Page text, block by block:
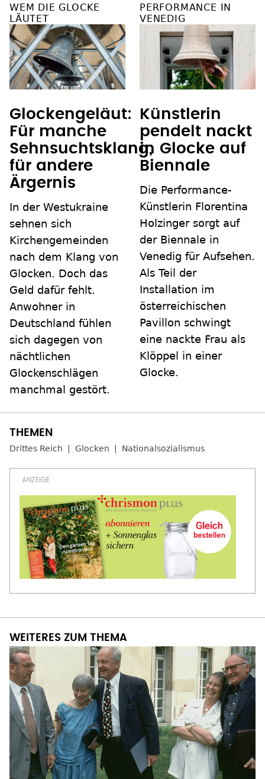
WEM DIE GLOCKE
LÄUTET
Glockengeläut:
Für manche
Sehnsuchtsklang,
für andere
Ärgernis
In der Westukraine
sehnen sich
Kirchengemeinden
nach dem Klang von
Glocken. Doch das
Geld dafür fehlt.
Anwohner in
Deutschland fühlen
sich dagegen von
nächtlichen
Glockenschlägen
manchmal gestört.
PERFORMANCE IN
VENEDIG
Künstlerin
pendelt nackt
in Glocke auf
Biennale
Die Performance-
Künstlerin Florentina
Holzinger sorgt auf
der Biennale in
Venedig für Aufsehen.
Als Teil der
Installation im
österreichischen
Pavillon schwingt
eine nackte Frau als
Klöppel in einer
Glocke.
Drittes Reich Glocken Nationalsozialismus
WEITERES ZUM THEMA